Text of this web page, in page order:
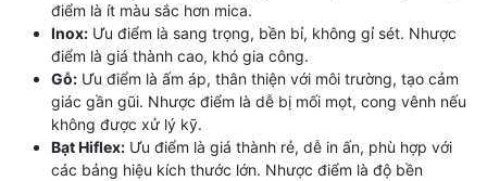
điểm là ít màu sắc hơn mica.
Inox: Ưu điểm là sang trọng, bền bỉ, không gỉ sét. Nhược
điểm là giá thành cao, khó gia công.
Gỗ: Ưu điểm là ấm áp, thân thiện với môi trường, tạo cảm
giác gần gũi. Nhược điểm là dễ bị mối mọt, cong vênh nếu
không được xử lý kỹ.
Bạt Hiflex: Ưu điểm là giá thành rẻ, dễ in ấn, phù hợp với
các bảng hiệu kích thước lớn. Nhược điểm là độ bền